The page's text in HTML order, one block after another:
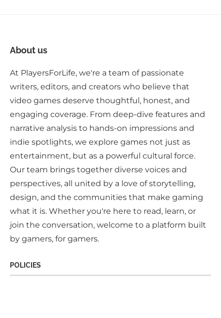
About us
At PlayersForLife, we're a team of passionate
writers, editors, and creators who believe that
video games deserve thoughtful, honest, and
engaging coverage. From deep-dive features and
narrative analysis to hands-on impressions and
indie spotlights, we explore games not just as
entertainment, but as a powerful cultural force.
Our team brings together diverse voices and
perspectives, all united by a love of storytelling,
design, and the communities that make gaming
what it is. Whether you're here to read, learn, or
join the conversation, welcome to a platform built
by gamers, for gamers.
POLICIES